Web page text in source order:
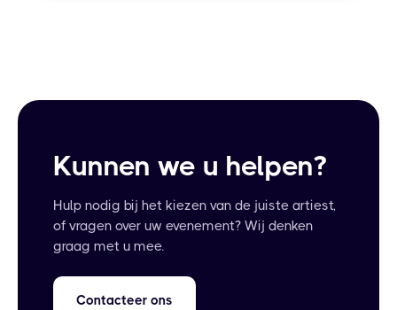
Kunnen we u helpen?
Hulp nodig bij het kiezen van de juiste artiest,
of vragen over uw evenement? Wij denken
graag met u mee.
Contacteer ons